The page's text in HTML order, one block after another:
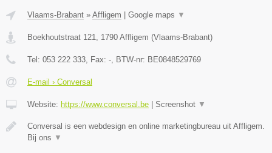
Vlaams-Brabant » Affligem Google maps ▼
Boekhoutstraat 121, 1790 Affligem (Vlaams-Brabant)
Tel: 053 222 333, Fax: -, BTW-nr: BE0848529769
E-mail › Conversal
Website: https://www.conversal.be Screenshot ▼
Conversal is een webdesign en online marketingbureau uit Affligem.
Bij ons ▼